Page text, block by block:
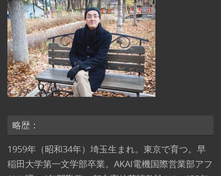
略歴：
1959年（昭和34年）埼玉生まれ。東京で育つ。早
稲田大学第一文学部卒業。AKAI電機国際営業部アフ